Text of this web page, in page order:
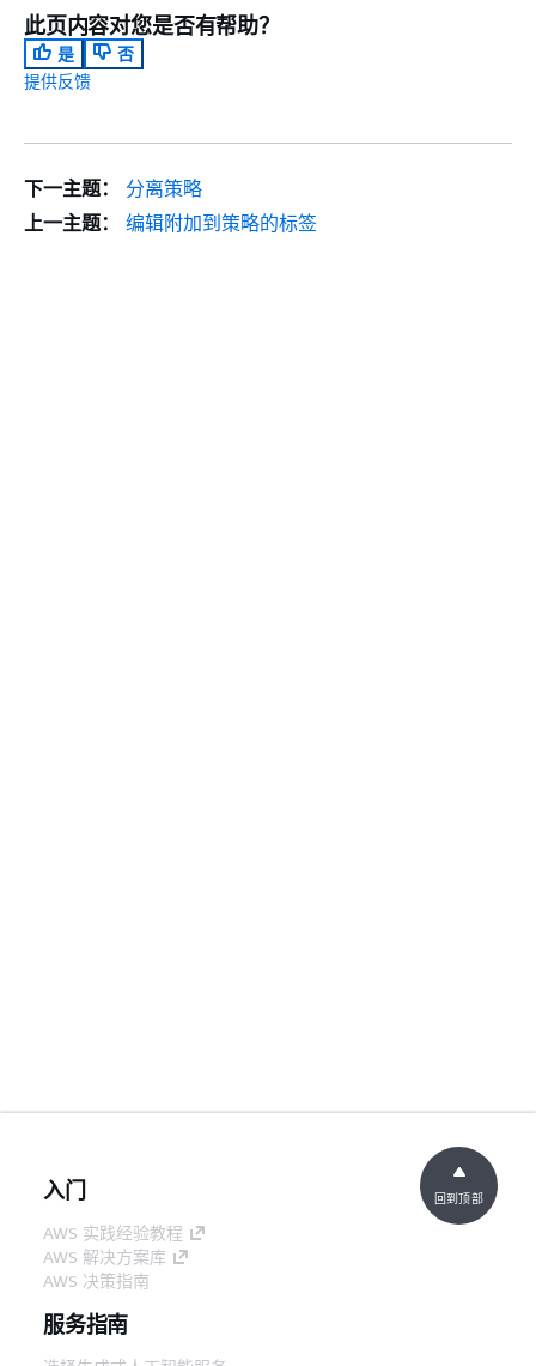
此页内容对您是否有帮助？
是
否
提供反馈
下一主题：
分离策略
上一主题：
编辑附加到策略的标签
入门
AWS 实践经验教程
AWS 解决方案库
AWS 决策指南
服务指南
回到顶部